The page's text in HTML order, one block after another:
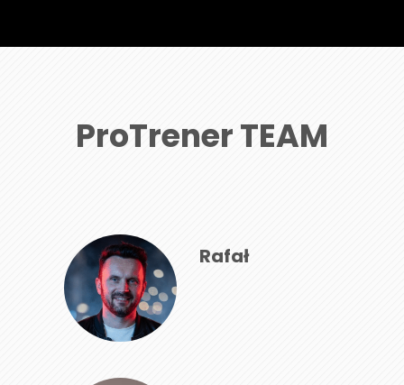
ProTrener TEAM
Rafał